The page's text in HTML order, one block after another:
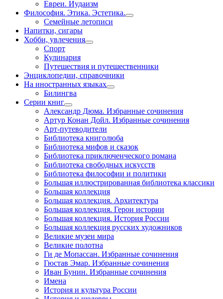
Евреи. Иудаизм
Философия. Этика. Эстетика.
Семейные летописи
Напитки, сигары
Хобби, увлечения
Спорт
Кулинария
Путешествия и путешественники
Энциклопедии, справочники
На иностранных языках
Билингва
Серии книг
Александр Дюма. Избранные сочинения
Артур Конан Дойл. Избранные сочинения
Арт-путеводители
Библиотека книголюба
Библиотека мифов и сказок
Библиотека приключенческого романа
Библиотека свободных искусств
Библиотека философии и политики
Большая иллюстрированная библиотека классики
Большая коллекция
Большая коллекция. Архитектура
Большая коллекция. Герои истории
Большая коллекция. История России
Большая коллекция русских художников
Великие музеи мира
Великие полотна
Ги де Мопассан. Избранные сочинения
Гюстав Эмар. Избранные сочинения
Иван Бунин. Избранные сочинения
Имена
История и культура России